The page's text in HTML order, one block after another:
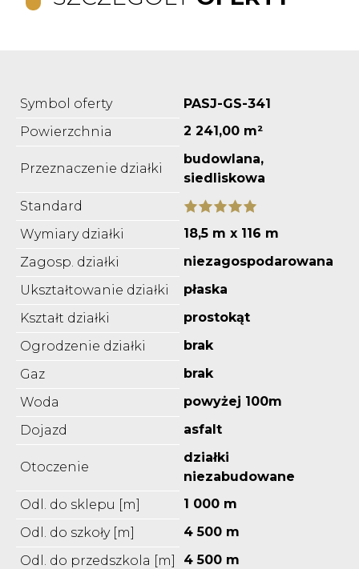
Symbol oferty
PASJ-GS-341
Powierzchnia
2 241,00 m²
Przeznaczenie działki
budowlana,
siedliskowa
Standard
Wymiary działki
18,5 m x 116 m
Zagosp. działki
niezagospodarowana
Ukształtowanie działki
płaska
Kształt działki
prostokąt
Ogrodzenie działki
brak
Gaz
brak
Woda
powyżej 100m
Dojazd
asfalt
Otoczenie
działki
niezabudowane
Odl. do sklepu [m]
1 000 m
Odl. do szkoły [m]
4 500 m
Odl. do przedszkola [m]
4 500 m